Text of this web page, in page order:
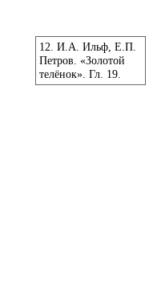
12. И.А. Ильф, Е.П.
Петров. «Золотой
телёнок». Гл. 19.